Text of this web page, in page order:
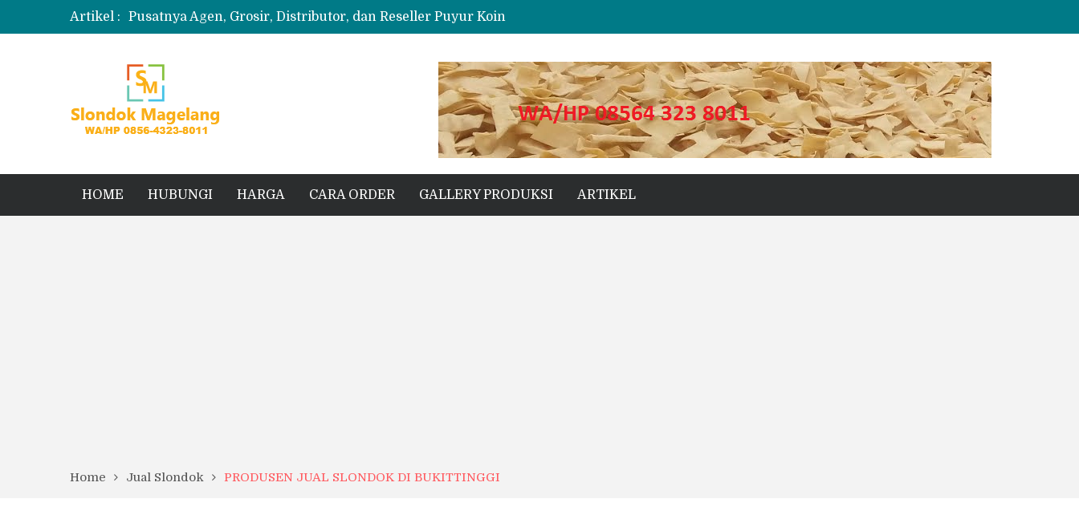
Artikel :
Pusatnya Agen, Grosir, Distributor, dan Reseller Puyur Koin
Produksi Slondok
Jual Puyur Koin Mentah 1 Ball 5 kg
Jual Pasir Merapi Terdekat Kualitas Unggul untuk Proyek Kecil hingga Besar
HOME HUBUNGI HARGA CARA ORDER GALLERY PRODUKSI ARTIKEL
Home Jual Slondok PRODUSEN JUAL SLONDOK DI BUKITTINGGI